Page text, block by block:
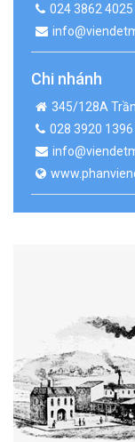
024 3862 4025
Chi nhánh
345/128A
028 3920 1396